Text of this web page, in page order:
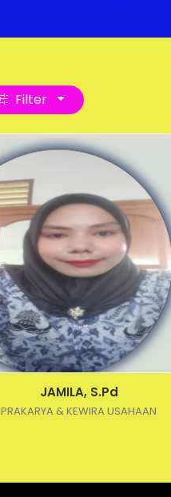
Filter
JAMILA, S.Pd
PRAKARYA & KEWIRA USAHAAN